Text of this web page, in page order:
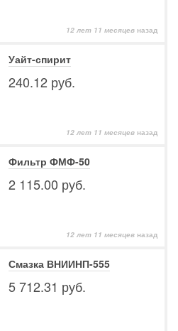
12 лет 11 месяцев назад
Уайт-спирит
240.12 руб.
12 лет 11 месяцев назад
Фильтр ФМФ-50
2 115.00 руб.
12 лет 11 месяцев назад
Смазка ВНИИНП-555
5 712.31 руб.